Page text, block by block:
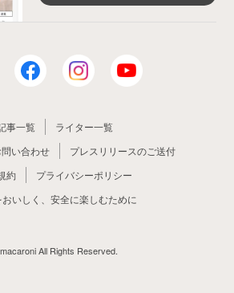
事一覧
ライター一覧
問い合わせ
プレスリリースのご送付
約
プライバシーポリシー
いしく、安全に楽しむために
All Rights Reserved.